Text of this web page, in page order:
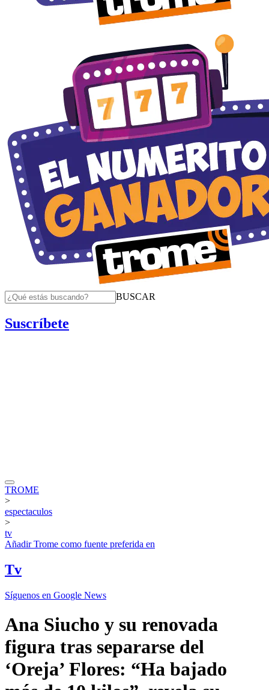
BUSCAR
Suscríbete
TROME
>
espectaculos
>
tv
AñadirTrome como fuente preferida en
Tv
Síguenos en Google News
Ana Siucho y su renovada
figura tras separarse del
‘Oreja’ Flores: “Ha bajado